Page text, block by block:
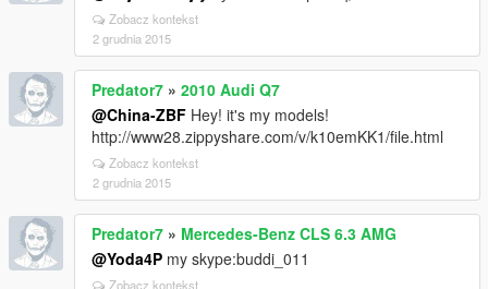
Zobacz kontekst
2 grudnia 2015
Predator7 » 2010 Audi Q7
@China-ZBF Hey! it's my models!
http://www28.zippyshare.com/v/k10emKK1/file.html
Zobacz kontekst
2 grudnia 2015
Predator7 » Mercedes-Benz CLS 6.3 AMG
@Yoda4P my skype:buddi_011
Zobacz kontekst